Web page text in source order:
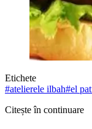
Etichete
#atelierele ilbah#el
Citește în continuare